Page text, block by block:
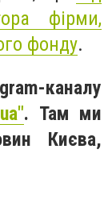
фірми,
фонду.
каналу
. Там ми
Києва,